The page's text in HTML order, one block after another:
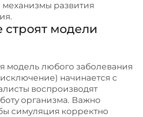
развития
строят модели
модель любого заболевания
начинается с
воспроизводят
организма. Важно
симуляция корректно